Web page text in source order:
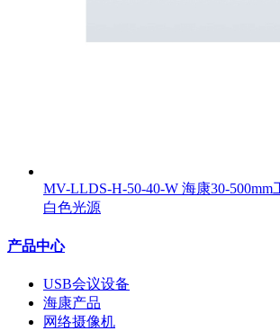
MV-LLDS-H-50-40-W 海康30-500mm
白色光源
产品中心
USB会议设备
海康产品
网络摄像机